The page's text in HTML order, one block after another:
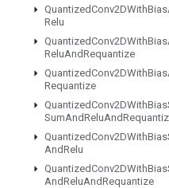
QuantizedConv2DWithBias
Relu
QuantizedConv2DWithBias
ReluAndRequantize
QuantizedConv2DWithBias
Requantize
QuantizedConv2DWithBias
SumAndReluAnd
QuantizedConv2DWithBias
AndRelu
QuantizedConv2DWithBias
AndReluAndRequantize